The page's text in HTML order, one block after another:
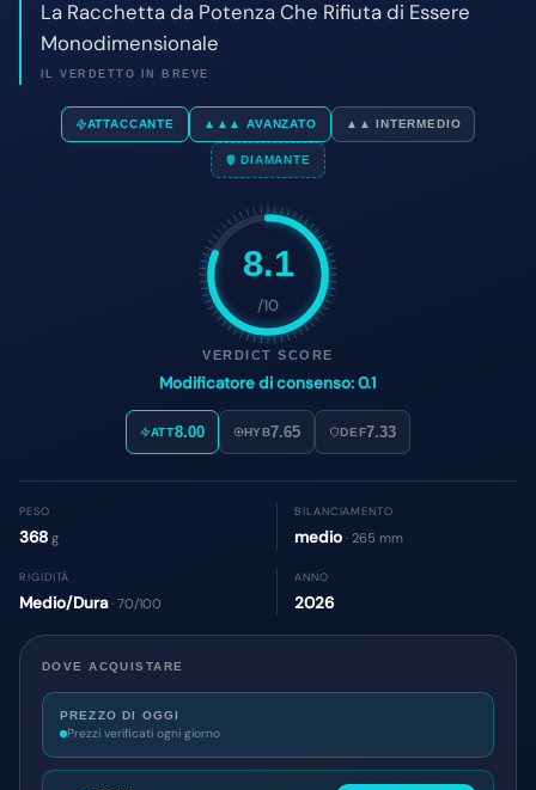
8.1
/10
VERDICT SCORE
Modificatore di consenso: 0.1
ATT8.00 HYB7.65 DEF7.33
PESO
368 g
BILANCIAMENTO
medio · 265 mm
RIGIDITÀ
Medio/Dura· 70/100
ANNO
2026
DOVE ACQUISTARE
PREZZO DI OGGI
Prezzi verificati ogni giorno